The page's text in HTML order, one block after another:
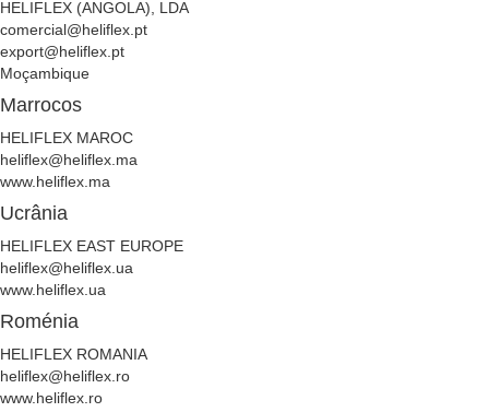
HELIFLEX (ANGOLA), LDA
comercial@heliflex.pt
export@heliflex.pt
Moçambique
Marrocos
HELIFLEX MAROC
heliflex@heliflex.ma
www.heliflex.ma
Ucrânia
HELIFLEX EAST EUROPE
heliflex@heliflex.ua
www.heliflex.ua
Roménia
HELIFLEX ROMANIA
heliflex@heliflex.ro
www.heliflex.ro